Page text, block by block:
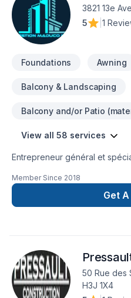
3821 13e
5
1
Foundations Awning
Balcony & Landscaping
Balcony and/or Patio
View all 58 services
Entrepreneur général et spécialiser Entreprise
Member Since 2018
Get
50 Rue des
H3J 1X4